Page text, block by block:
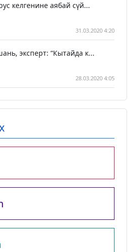
келгенине аябай сүй...
31.03.2020 4:20
эксперт: “Кытайда к...
28.03.2020 4:05